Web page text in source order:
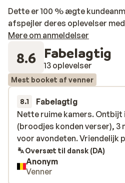
Dette er 100 % ægte
afspejler deres oplevelser
Mere om anmeldelser
8.6 Fabelagtig
13 oplevelser
Mest booket af venner
8.1 Fabelagtig
Nette ruime kamers. Ontbijt
(broodjes konden verser), 3
voor avondeten. Vriendelijk
Nette ruime kamers. Ontbijt
(broodjes konden verser), 3
voor avondeten. Vriendelijk
Oversæt til dansk (DA)
Anonym
Venner